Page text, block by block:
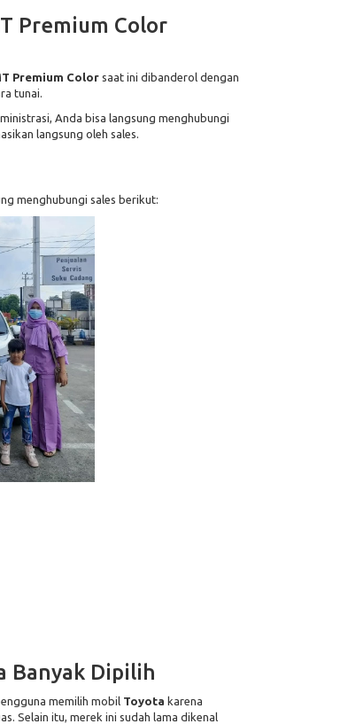
Premium Color
Premium Colorsaat ini dibanderol dengan
tunai.
Anda bisa langsung menghubungi
langsung oleh sales.
menghubungi sales berikut:
Banyak Dipilih
memilih mobil Toyota karena
Selain itu, merek ini sudah lama dikenal